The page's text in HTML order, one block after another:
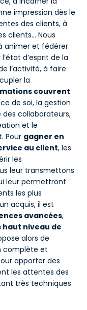
impression dès le
des clients, à
clients… Nous
animer et fédérer
d’esprit de la
l’activité, à faire
la
couvrent
de soi, la gestion
collaborateurs,
et le
Pour gagner en
au client, les
les
leur transmettons
leur permettront
les plus
acquis, il est
avancées,
niveau de
alors de
complète et
apporter des
les attentes des
très techniques